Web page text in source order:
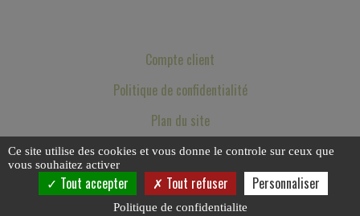
Compte client
Politique de confidentialité
Plan du site
Mentions légales
Ce site utilise des cookies et vous donne le controle sur ceux que
vous souhaitez activer
Tout accepter Tout refuser Personnaliser
Politique de confidentialite